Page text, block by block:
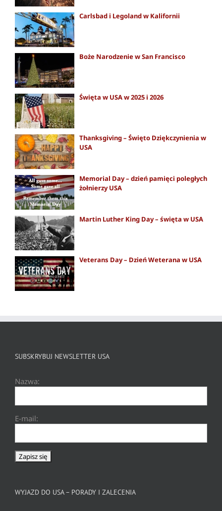
Carlsbad i Legoland w Kalifornii
Boże Narodzenie w San Francisco
Święta w USA w 2025 i 2026
Thanksgiving – Święto Dziękczynienia w
USA
Memorial Day – dzień pamięci poległych
żołnierzy USA
Martin Luther King Day – święta w USA
Veterans Day – Dzień Weterana w USA
SUBSKRYBUJ NEWSLETTER USA
Nazwa:
E-mail:
WYJAZD DO USA – PORADY I ZALECENIA